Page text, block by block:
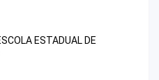
ESTADUAL DE